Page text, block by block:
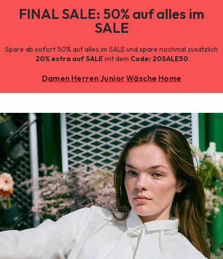
FINAL SALE: 50% auf alles im
SALE
Spare ab sofort 50% auf alles im SALE und spare nochmal zusätzlich
20% extra auf SALE mit dem Code: 20SALE50
Damen HerrenJuniorWäsche Home